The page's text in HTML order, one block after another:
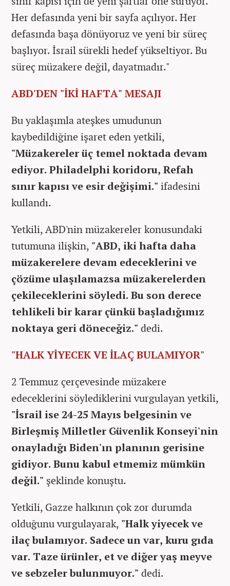
Her defasında yeni bir sayfa açılıyor. Her
defasında başa dönüyoruz ve yeni bir süreç
başlıyor. İsrail sürekli hedef yükseltiyor. Bu
süreç müzakere değil, dayatmadır."
ABD'DEN "İKİ HAFTA" MESAJI
Bu yaklaşımla ateşkes umudunun
kaybedildiğine işaret eden yetkili,
"Müzakereler üç temel noktada devam
ediyor. Philadelphi koridoru, Refah
sınır kapısı ve esir değişimi." ifadesini
kullandı.
Yetkili, ABD'nin müzakereler konusundaki
tutumuna ilişkin, "ABD, iki hafta daha
müzakerelere devam edeceklerini ve
çözüme ulaşılamazsa müzakerelerden
çekileceklerini söyledi. Bu son derece
tehlikeli bir karar çünkü başladığımız
noktaya geri döneceğiz." dedi.
"HALK YİYECEK VE İLAÇ BULAMIYOR"
2 Temmuz çerçevesinde müzakere
edeceklerini söylediklerini vurgulayan yetkili,
"İsrail ise 24-25 Mayıs belgesinin ve
Birleşmiş Milletler Güvenlik Konseyi'nin
onayladığı Biden'ın planının gerisine
gidiyor. Bunu kabul etmemiz mümkün
değil." şeklinde konuştu.
Yetkili, Gazze halkının çok zor durumda
olduğunu vurgulayarak, "Halk yiyecek ve
ilaç bulamıyor. Sadece un var, kuru gıda
var. Taze ürünler, et ve diğer yaş meyve
ve sebzeler bulunmuyor." dedi.